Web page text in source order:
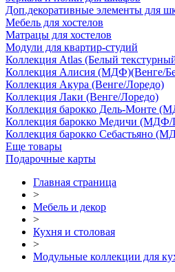
Доп.декоративные элементы для
Мебель для хостелов
Матрацы для хостелов
Модули для квартир-студий
Коллекция Atlas (Белый
Коллекция Алисия (МДФ)(Венге/
Коллекция Акура (Венге/Лоредо)
Коллекция Лаки (Венге/Лоредо)
Коллекция барокко Дель-Монте
Коллекция барокко Медичи (МДФ/
Коллекция барокко Себастьяно
Еще товары
Подарочные карты
Главная страница
>
Мебель и декор
>
Кухня и столовая
>
Модульные коллекции для